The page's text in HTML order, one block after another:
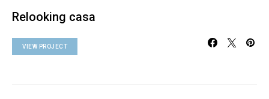
Relooking casa
VIEW PROJECT